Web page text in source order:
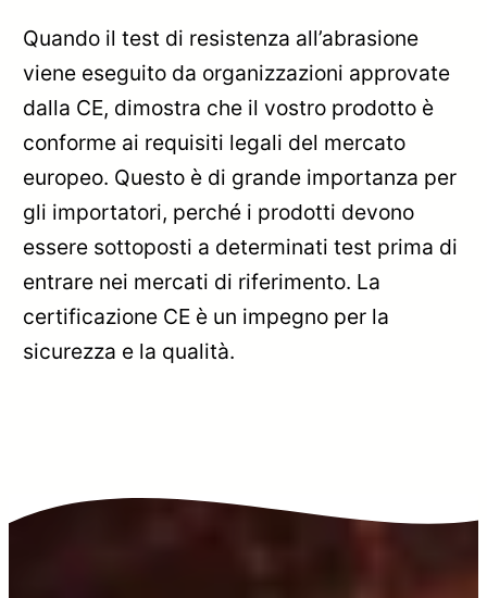
Quando il test di resistenza all’abrasione
viene eseguito da organizzazioni approvate
dalla CE, dimostra che il vostro prodotto è
conforme ai requisiti legali del mercato
europeo. Questo è di grande importanza per
gli importatori, perché i prodotti devono
essere sottoposti a determinati test prima di
entrare nei mercati di riferimento. La
certificazione CE è un impegno per la
sicurezza e la qualità.